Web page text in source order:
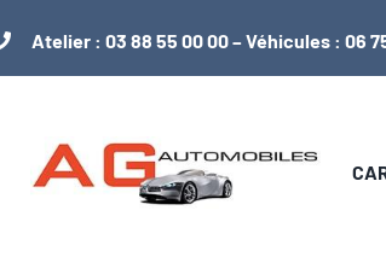
Atelier : 03 88 55 00 00– Véhicules : 06